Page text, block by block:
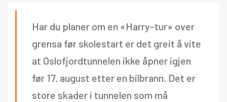
Har du planer om en «Harry-tur» over
grensa før skolestart er det greit å vite
at Oslofjordtunnelen ikke åpner igjen
før 17. august etter en bilbrann. Det er
store skader i tunnelen som må